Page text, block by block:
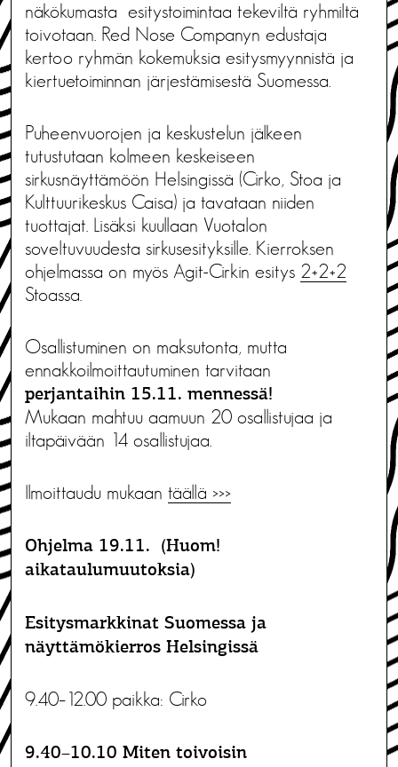
näkökumasta esitystoimintaa tekeviltä ryhmiltä
toivotaan. Red Nose Companyn edustaja
kertoo ryhmän kokemuksia esitysmyynnistä ja
kiertuetoiminnan järjestämisestä Suomessa.
Puheenvuorojen ja keskustelun jälkeen
tutustutaan kolmeen keskeiseen
sirkusnäyttämöön Helsingissä (Cirko, Stoa ja
Kulttuurikeskus Caisa) ja tavataan niiden
tuottajat. Lisäksi kuullaan Vuotalon
soveltuvuudesta sirkusesityksille. Kierroksen
ohjelmassa on myös Agit-Cirkin esitys 2+2+2
Stoassa.
Osallistuminen on maksutonta, mutta
ennakkoilmoittautuminen tarvitaan
perjantaihin 15.11. mennessä!
Mukaan mahtuu aamuun 20 osallistujaa ja
iltapäivään 14 osallistujaa.
Ilmoittaudu mukaan täällä >>>
Ohjelma 19.11. (Huom!
aikataulumuutoksia)
Esitysmarkkinat Suomessa ja
näyttämökierros Helsingissä
9.40–12.00 paikka: Cirko
9.40–10.10 Miten toivoisin